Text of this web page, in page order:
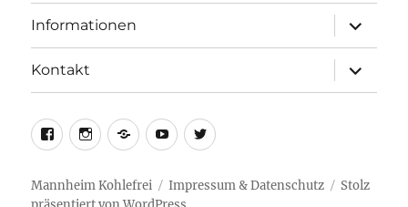
Informationen
anzeigen
Kontakt
anzeigen
facebookinstagram
telegram
youtubetwitter
Mannheim Kohlefrei Impressum & Datenschutz
Stolz